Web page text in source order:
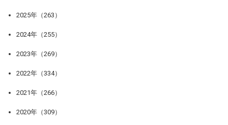
2025年（263）
2024年（255）
2023年（269）
2022年（334）
2021年（266）
2020年（309）